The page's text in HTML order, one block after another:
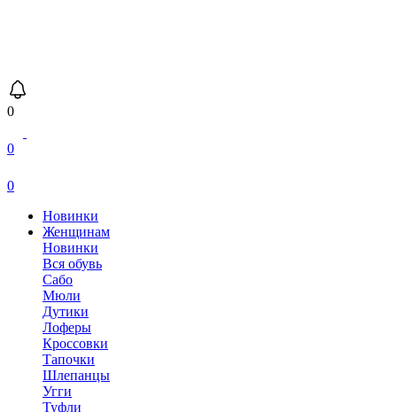
0
0
0
Новинки
Женщинам
Новинки
Вся обувь
Сабо
Мюли
Дутики
Лоферы
Кроссовки
Тапочки
Шлепанцы
Угги
Туфли